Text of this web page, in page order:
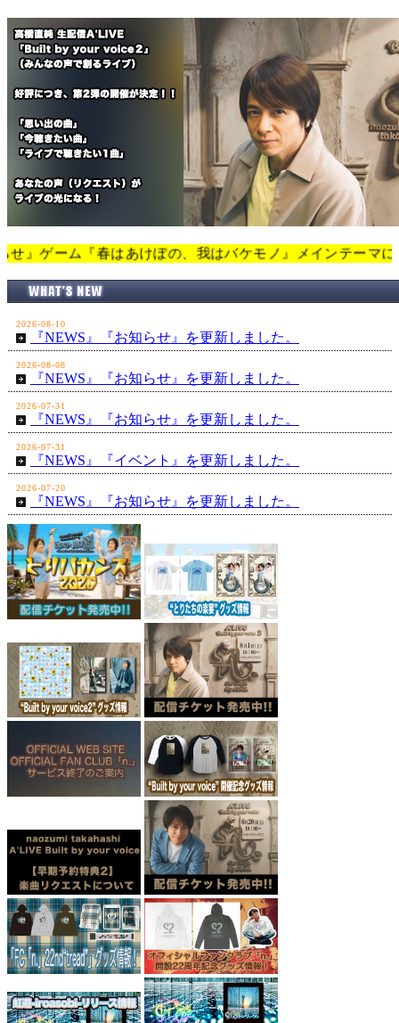
『春はあけぼの、我はバケモノ』メインテーマに決定！
2026-08-10
『NEWS』『お知らせ』を更新しました。
2026-08-08
『NEWS』『お知らせ』を更新しました。
2026-07-31
『NEWS』『お知らせ』を更新しました。
2026-07-31
『NEWS』『イベント』を更新しました。
2026-07-20
『NEWS』『お知らせ』を更新しました。